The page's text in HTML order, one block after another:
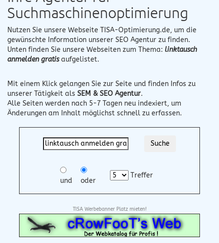
Suchmaschinenoptimierung
Nutzen Sie unsere Webseite TISA-Optimierung.de, um die
gewünschte Information unserer SEO Agentur zu finden.
Unten finden Sie unsere Webseiten zum Thema: linktausch
anmelden gratisaufgelistet.
Mit einem Klick gelangen Sie zur Seite und finden Infos zu
unserer Tätigkeit als SEM & SEO Agentur.
Alle Seiten werden nach 5-7 Tagen neu indexiert, um
Änderungen am Inhalt möglichst schnell zu erfassen.
und oder
Treffer
TISA Werbebanner Platz mieten!